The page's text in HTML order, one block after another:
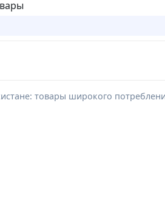
товары широкого